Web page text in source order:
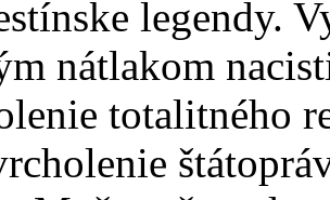
legendy.
nátlakom
totalitného